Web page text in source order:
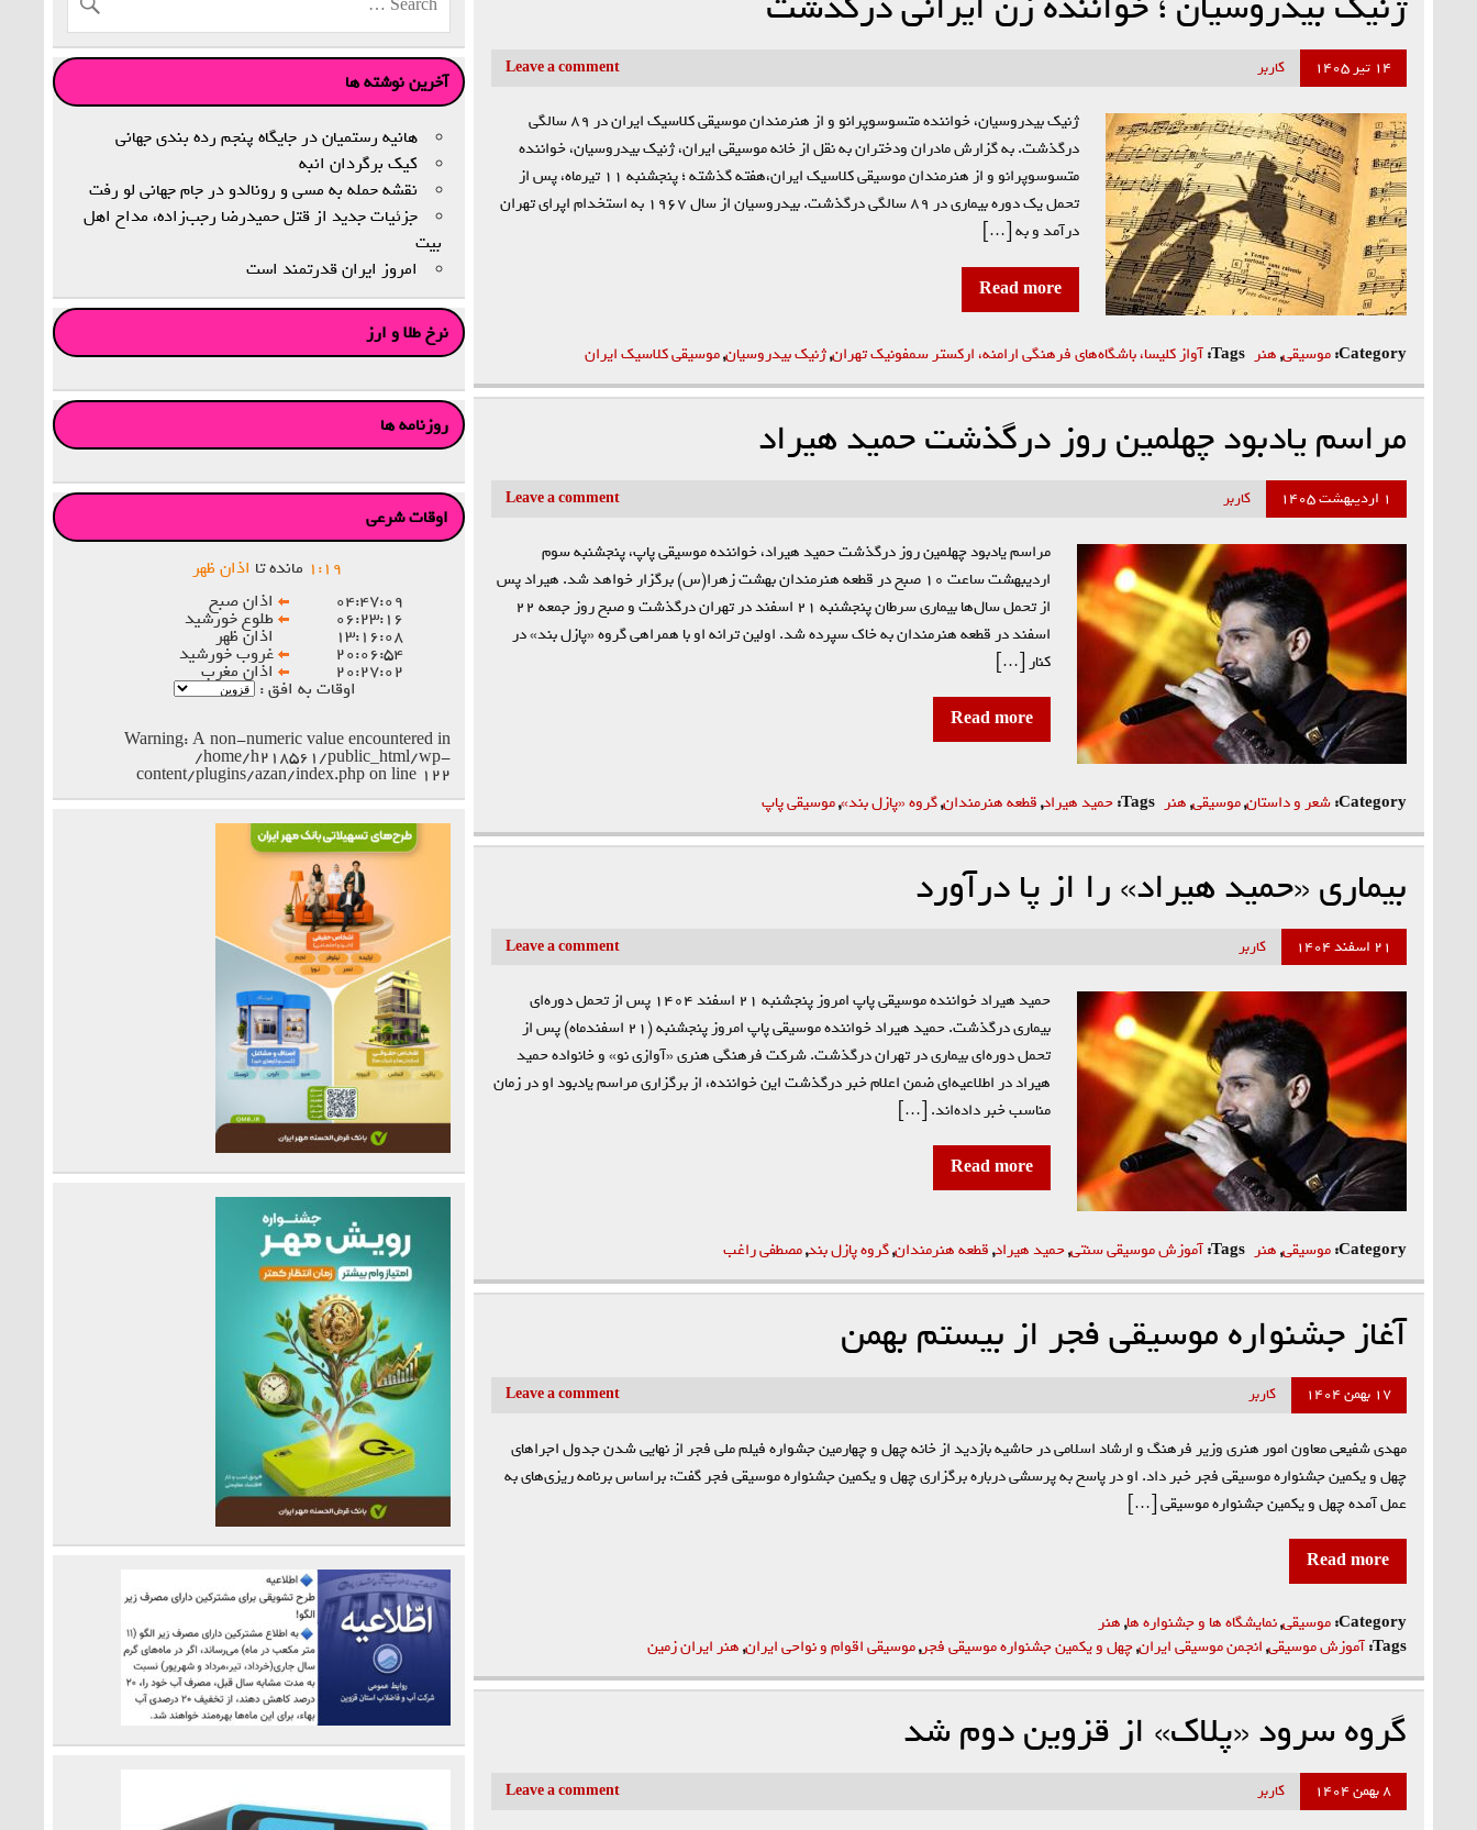
۱۴ تیر ۱۴۰۵ کاربر Leave a comment
ژنیک بیدروسیان، خواننده متسوسوپرانو و از هنرمندان موسیقی کلاسیک ایران در ۸۹ سالگی
درگذشت. به گزارش مادران ودختران به نقل از خانه موسیقی ایران، ژنیک بیدروسیان، خواننده
متسوسوپرانو و از هنرمندان موسیقی کلاسیک ایران،هفته گذشته ؛ پنجشنبه ۱۱ تیرماه، پس از
تحمل یک دوره بیماری در ۸۹ سالگی درگذشت. بیدروسیان از سال ۱۹۶۷ به استخدام اپرای تهران
درآمد و به […]
Read more
Category: موسیقی,هنر Tags: آواز کلیسا، باشگاه‌های فرهنگی ارامنه، ارکستر سمفونیک تهران,ژنیک بیدروسیان,موسیقی کلاسیک ایران
مراسم یادبود چهلمین روز درگذشت حمید هیراد
۱ اردیبهشت ۱۴۰۵ کاربر Leave a comment
مراسم یادبود چهلمین روز درگذشت حمید هیراد، خواننده موسیقی پاپ، پنجشنبه سوم
اردیبهشت ساعت ۱۰ صبح در قطعه هنرمندان بهشت زهرا(س) برگزار خواهد شد. هیراد پس
از تحمل سال‌ها بیماری سرطان پنجشنبه ۲۱ اسفند در تهران درگذشت و صبح روز جمعه ۲۲
اسفند در قطعه هنرمندان به خاک سپرده شد. اولین ترانه او با همراهی گروه «پازل بند» در
کنار […]
Read more
Category: شعر و داستان,موسیقی,هنر Tags: حمید هیراد,قطعه هنرمندان,گروه «پازل بند»,موسیقی پاپ
بیماری «حمید هیراد» را از پا درآورد
۲۱ اسفند ۱۴۰۴ کاربر Leave a comment
حمید هیراد خواننده موسیقی پاپ امروز پنجشنبه ۲۱ اسفند ۱۴۰۴ پس از تحمل دوره‌ای
بیماری درگذشت. حمید هیراد خواننده موسیقی پاپ امروز پنجشنبه (۲۱ اسفندماه) پس از
تحمل دوره‌ای بیماری در تهران درگذشت. شرکت فرهنگی هنری «آوازی نو» و خانواده حمید
هیراد در اطلاعیه‌ای ضمن اعلام خبر درگذشت این خواننده، از برگزاری مراسم یادبود او در زمان
مناسب خبر داده‌اند. […]
Read more
Category: موسیقی,هنر Tags: آموزش موسیقی سنتی,حمید هیراد,قطعه هنرمندان,گروه پازل بند,مصطفی راغب
آغاز جشنواره موسیقی فجر از بیستم بهمن
۱۷ بهمن ۱۴۰۴ کاربر Leave a comment
مهدی شفیعی معاون امور هنری وزیر فرهنگ و ارشاد اسلامی در حاشیه بازدید از خانه چهل و چهارمین جشواره فیلم ملی فجر از نهایی شدن جدول اجرا‌های
چهل و یکمین جشنواره موسیقی فجر خبر داد. او در پاسخ به پرسشی درباره برگزاری چهل و یکمین جشنواره موسیقی فجر گفت: براساس برنامه ریزی‌های به
عمل آمده چهل و یکمین جشنواره موسیقی […]
Read more
Category: موسیقی,نمایشگاه ها و جشنواره ها,هنر
Tags: آموزش موسیقی,انجمن موسیقی ایران,چهل و یکمین جشنواره موسیقی فجر,موسیقی اقوام و نواحی ایران,هنر ایران زمین
گروه سرود «پلاک» از قزوین دوم شد
۸ بهمن ۱۴۰۴ کاربر Leave a comment
آخرین نوشته ها
هانیه رستمیان در جایگاه پنجم رده‌ بندی جهانی
کیک برگردان انبه
نقشه حمله به مسی و رونالدو در جام جهانی لو رفت
جزئیات جدید از قتل حمیدرضا رجب‌زاده، مداح اهل‌
بیت
امروز ایران قدرتمند است
نرخ طلا و ارز
روزنامه ها
اوقات شرعی
۱:۱۹ مانده تا اذان ظهر
۰۴:۴۷:۰۹
اذان صبح
۰۶:۲۳:۱۶ طلوع خورشید
۱۳:۱۶:۰۸ اذان ظهر
۲۰:۰۶:۵۴ غروب خورشید
۲۰:۲۷:۰۲ اذان مغرب
اوقات به افق :
Warning: A non-numeric value encountered in
/home/h218561/public_html/wp-
content/plugins/azan/index.phpon line ۱۲۲